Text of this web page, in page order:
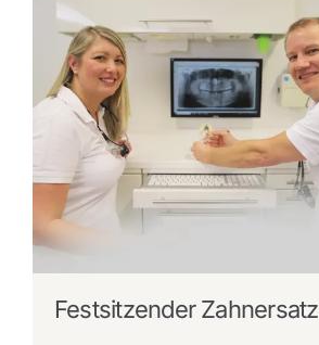
Festsitzender Zahnersatz